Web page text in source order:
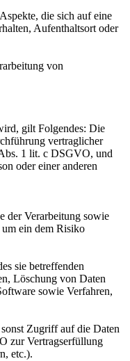
die sich auf eine
Aufenthaltsort oder
von
gilt Folgendes: Die
vertraglicher
1 lit. c DSGVO, und
oder einer anderen
der Verarbeitung sowie
um ein dem Risiko
sie betreffenden
Löschung von Daten
sowie Verfahren,
Zugriff auf die Daten
zur Vertragserfüllung
etc.).